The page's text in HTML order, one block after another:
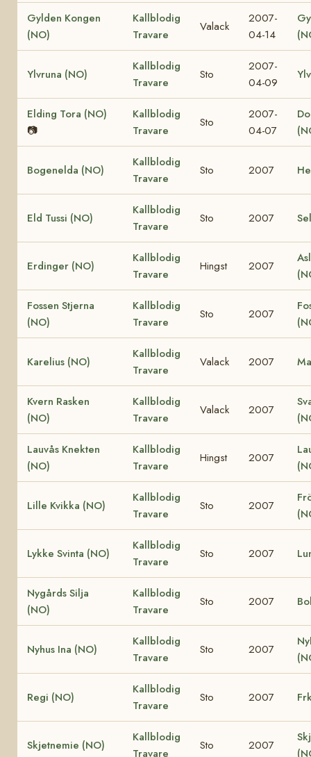
Gylden Kongen
(NO)
Kallblodig
Travare
Valack
2007-
04-14
Ylvruna (NO)
Kallblodig
Travare
Sto
2007-
04-09
Elding Tora (NO)
📷
Kallblodig
Travare
Sto
2007-
04-07
Bogenelda (NO)
Kallblodig
Travare
Sto 2007
Eld Tussi (NO)
Kallblodig
Travare
Sto 2007
Erdinger (NO)
Kallblodig
Travare
Hingst 2007
Fossen Stjerna
(NO)
Kallblodig
Travare
Sto 2007
Karelius (NO)
Kallblodig
Travare
Valack 2007
Kvern Rasken
(NO)
Kallblodig
Travare
Valack 2007
Lauvås Knekten
(NO)
Kallblodig
Travare
Hingst 2007
Lille Kvikka (NO)
Kallblodig
Travare
Sto 2007
Lykke Svinta (NO)
Kallblodig
Travare
Sto 2007
Nygårds Silja
(NO)
Kallblodig
Travare
Sto 2007
Nyhus Ina (NO)
Kallblodig
Travare
Sto 2007
Regi (NO)
Kallblodig
Travare
Sto 2007
Skjetnemie (NO)
Kallblodig
Travare
Sto 2007